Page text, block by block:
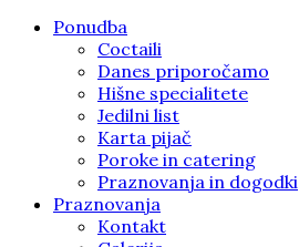
Ponudba
Coctaili
Danes priporočamo
Hišne specialitete
Jedilni list
Karta pijač
Poroke in catering
Praznovanja in dogodki
Praznovanja
Kontakt